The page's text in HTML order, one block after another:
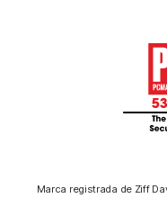
Marca registrada de Ziff